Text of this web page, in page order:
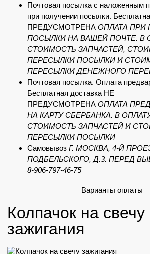
Почтовая посылка с наложенным
при получении посылки.
ПРЕДУСМОТРЕНА ОПЛАТА ПРИ
ПОСЫЛКИ НА ВАШЕЙ ПОЧТЕ. В
СТОИМОСТЬ ЗАПЧАСТЕЙ,
ПЕРЕСЫЛКИ ПОСЫЛКИ И
ПЕРЕСЫЛКИ ДЕНЕЖНОГО
Почтовая посылка. Оплата
Бесплатная доставка НЕ
ПРЕДУСМОТРЕНА ОПЛАТА
НА КАРТУ СБЕРБАНКА. В
СТОИМОСТЬ ЗАПЧАСТЕЙ И
ПЕРЕСЫЛКИ ПОСЫЛКИ
Самовывоз Г. МОСКВА, 4-Й
ПОДБЕЛЬСКОГО, Д.3. ПЕРЕД
8-906-797-46-75
Варианты оплаты
Колпачок на свечу
зажигания